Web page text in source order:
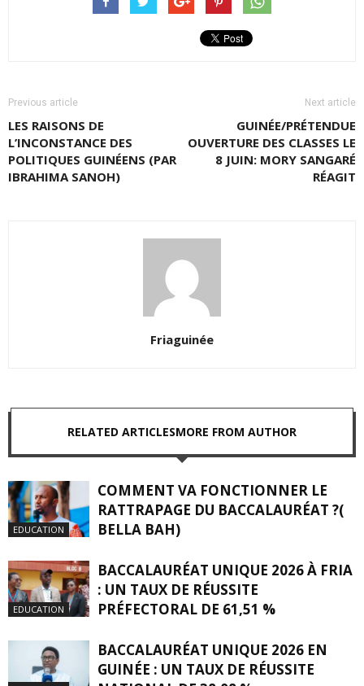
Previous article
LES RAISONS DE
L’INCONSTANCE DES
POLITIQUES GUINÉENS (PAR
IBRAHIMA SANOH)
Next article
GUINÉE/PRÉTENDUE
OUVERTURE DES CLASSES LE
8 JUIN: MORY SANGARÉ
RÉAGIT
Friaguinée
RELATED ARTICLESMORE FROM AUTHOR
EDUCATION
COMMENT VA FONCTIONNER LE
RATTRAPAGE DU BACCALAURÉAT ?(
BELLA BAH)
EDUCATION
BACCALAURÉAT UNIQUE 2026 À FRIA
: UN TAUX DE RÉUSSITE
PRÉFECTORAL DE 61,51 %
BACCALAURÉAT UNIQUE 2026 EN
GUINÉE : UN TAUX DE RÉUSSITE